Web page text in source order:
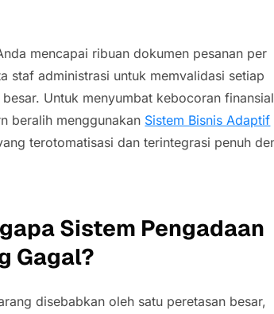
mencapai ribuan dokumen pesanan per
staf administrasi untuk memvalidasi setiap
Untuk menyumbat kebocoran
beralih menggunakan Sistem Bisnis Adaptif
terotomatisasi dan terintegrasi penuh
Sistem Pengadaan
Gagal?
disebabkan oleh satu peretasan besar,